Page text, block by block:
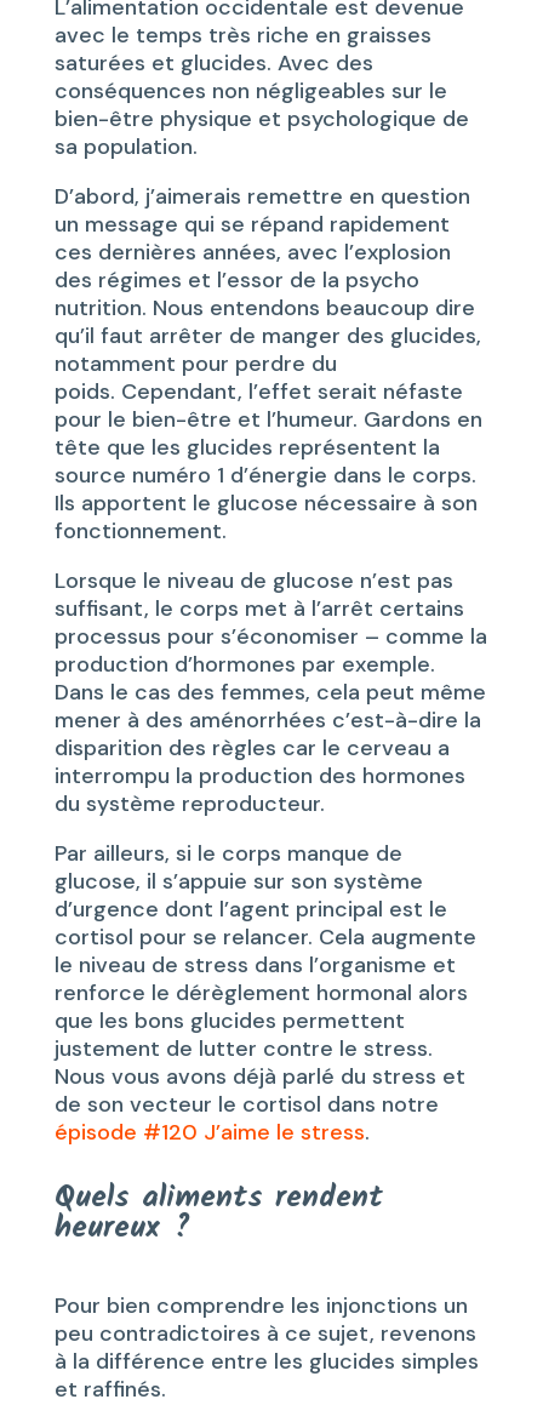
L’alimentation occidentale est devenue
avec le temps très riche en graisses
saturées et glucides. Avec des
conséquences non négligeables sur le
bien-être physique et psychologique de
sa population.
D’abord, j’aimerais remettre en question
un message qui se répand rapidement
ces dernières années, avec l’explosion
des régimes et l’essor de la psycho
nutrition. Nous entendons beaucoup dire
qu’il faut arrêter de manger des glucides,
notamment pour perdre du
poids. Cependant, l’effet serait néfaste
pour le bien-être et l’humeur. Gardons en
tête que les glucides représentent la
source numéro 1 d’énergie dans le corps.
Ils apportent le glucose nécessaire à son
fonctionnement.
Lorsque le niveau de glucose n’est pas
suffisant, le corps met à l’arrêt certains
processus pour s’économiser – comme la
production d’hormones par exemple.
Dans le cas des femmes, cela peut même
mener à des aménorrhées c’est-à-dire la
disparition des règles car le cerveau a
interrompu la production des hormones
du système reproducteur.
Par ailleurs, si le corps manque de
glucose, il s’appuie sur son système
d’urgence dont l’agent principal est le
cortisol pour se relancer. Cela augmente
le niveau de stress dans l’organisme et
renforce le dérèglement hormonal alors
que les bons glucides permettent
justement de lutter contre le stress.
Nous vous avons déjà parlé du stress et
de son vecteur le cortisol dans notre
épisode #120 J’aime le stress.
Quels aliments rendent
heureux ?
Pour bien comprendre les injonctions un
peu contradictoires à ce sujet, revenons
à la différence entre les glucides simples
et raffinés.